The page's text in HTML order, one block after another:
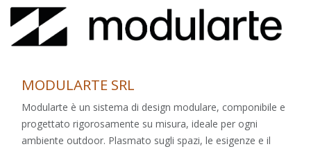
MODULARTE SRL
Modularte è un sistema di design modulare, componibile e
progettato rigorosamente su misura, ideale per ogni
ambiente outdoor. Plasmato sugli spazi, le esigenze e il